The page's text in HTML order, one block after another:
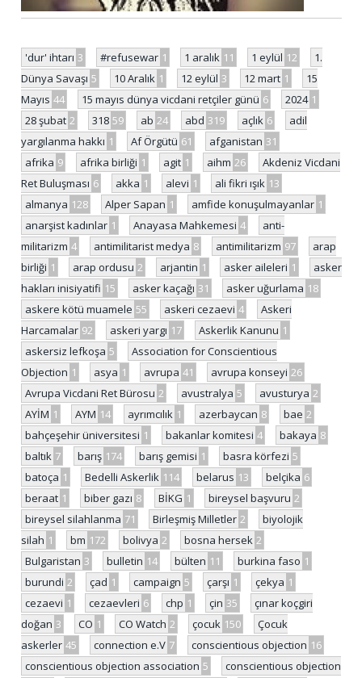
'dur' ihtarı 3 #refusewar 1 1 aralık 11 1 eylül 12
1.
Dünya Savaşı 5 10 Aralık 1 12 eylül 3 12 mart 1
15
Mayıs 44 15 mayıs dünya vicdani retçiler günü 6 2024 1
28 şubat 2 318 59 ab 24 abd 319 açlık 6
adil
yargılanma hakkı 1 Af Örgütü 61 afganistan 31
afrika 9 afrika birliği 1 agit 1 aihm 26
Akdeniz Vicdani
Ret Buluşması 6 akka 1 alevi 1 ali fikri ışık 13
almanya 128 Alper Sapan 1 amfide konuşulmayanlar 1
anarşist kadınlar 1 Anayasa Mahkemesi 4
anti-
militarizm 4 antimilitarist medya 8 antimilitarizm 97
arap
birliği 1 arap ordusu 2 arjantin 1 asker aileleri 1
asker
hakları inisiyatifi 15 asker kaçağı 31 asker uğurlama 18
askere kötü muamele 55 askeri cezaevi 4
Askeri
Harcamalar 92 askeri yargı 17 Askerlik Kanunu 1
askersiz lefkoşa 5
Association for Conscientious
Objection 1 asya 1 avrupa 41 avrupa konseyi 26
Avrupa Vicdani Ret Bürosu 2 avustralya 5 avusturya 2
AYİM 1 AYM 14 ayrımcılık 1 azerbaycan 8 bae 2
bahçeşehir üniversitesi 1 bakanlar komitesi 4 bakaya 8
baltık 7 barış 174 barış gemisi 1 basra körfezi 5
batoça 1 Bedelli Askerlik 114 belarus 13 belçika 6
beraat 1 biber gazı 8 BİKG 1 bireysel başvuru 2
bireysel silahlanma 71 Birleşmiş Milletler 2
biyolojik
silah 1 bm 172 bolivya 2 bosna hersek 2
Bulgaristan 3 bulletin 14 bülten 11 burkina faso 1
burundi 2 çad 1 campaign 5 çarşı 1 çekya 1
cezaevi 1 cezaevleri 6 chp 1 çin 35
çınar koçgiri
doğan 3 CO 1 CO Watch 2 çocuk 150
Çocuk
askerler 45 connection e.V 7 conscientious objection 16
conscientious objection association 5
conscientious objection